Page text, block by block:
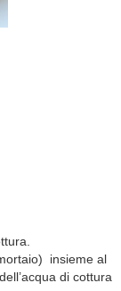
insieme al
di cottura